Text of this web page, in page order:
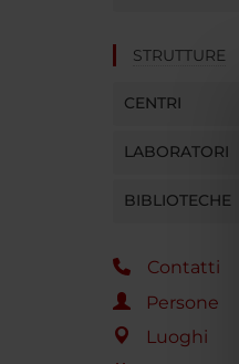
STRUTTURE
CENTRI
LABORATORI
BIBLIOTECHE
Contatti
Persone
Luoghi